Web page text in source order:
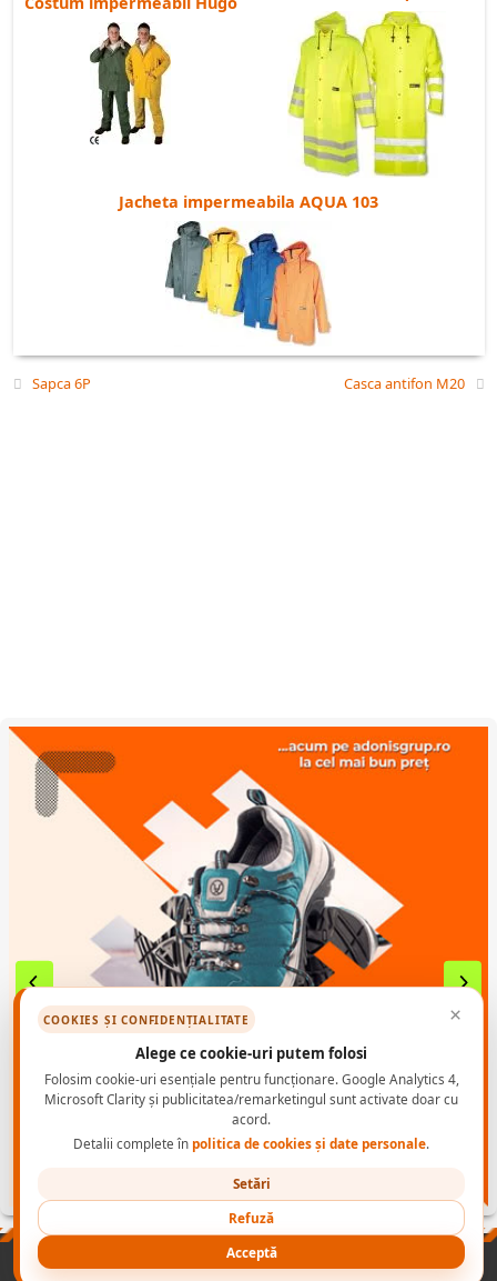
Jacheta impermeabila AQUA 103
Sapca 6P Casca antifon M20
PRODUSE NORME INCALTAMINTE PROTECTIE CONTACT B2B
COOKIES ȘI CONFIDENȚIALITATE ×
Alege ce cookie-uri putem folosi
Folosim cookie-uri esențiale pentru funcționare. Google Analytics 4,
Microsoft Clarity și publicitatea/remarketingul sunt activate doar cu
acord.
Detalii complete în politica de cookies și date personale.
Setări
Refuză
Acceptă